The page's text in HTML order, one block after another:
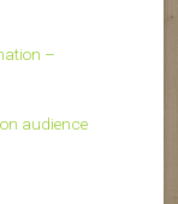
–
audience